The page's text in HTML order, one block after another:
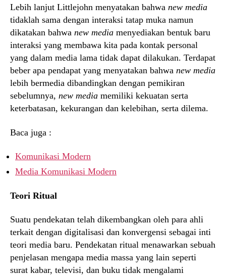
Lebih lanjut Littlejohn menyatakan bahwa new media
tidaklah sama dengan interaksi tatap muka namun
dikatakan bahwa new media menyediakan bentuk baru
interaksi yang membawa kita pada kontak personal
yang dalam media lama tidak dapat dilakukan. Terdapat
beber apa pendapat yang menyatakan bahwa new media
lebih bermedia dibandingkan dengan pemikiran
sebelumnya, new media memiliki kekuatan serta
keterbatasan, kekurangan dan kelebihan, serta dilema.
Baca juga :
Komunikasi Modern
Media Komunikasi Modern
Teori Ritual
Suatu pendekatan telah dikembangkan oleh para ahli
terkait dengan digitalisasi dan konvergensi sebagai inti
teori media baru. Pendekatan ritual menawarkan sebuah
penjelasan mengapa media massa yang lain seperti
surat kabar, televisi, dan buku tidak mengalami